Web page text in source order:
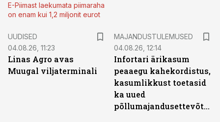
E-Piimast laekumata piimaraha
on enam kui 1,2 miljonit eurot
UUDISED
04.08.26, 11:23
Linas Agro avas
Muugal viljaterminali
MAJANDUSTULEMUSED
04.08.26, 12:14
Infortari ärikasum
peaaegu kahekordistus,
kasumlikkust toetasid
ka uued
põllumajandusettevõtted